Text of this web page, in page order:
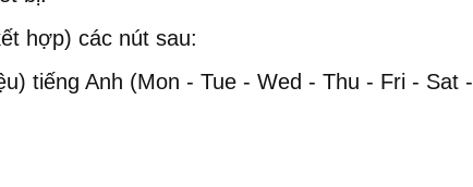
hợp) các nút sau:
tiếng Anh (Mon - Tue - Wed - Thu - Fri - Sat -